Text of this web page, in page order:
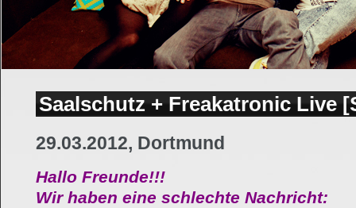
Saalschutz + Freakatronic Live
29.03.2012, Dortmund
Hallo Freunde!!!
Wir haben eine schlechte Nachricht: